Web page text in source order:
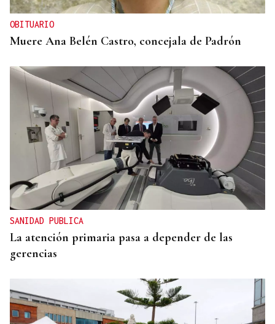
OBITUARIO
Muere Ana Belén Castro, concejala de Padrón
SANIDAD PUBLICA
La atención primaria pasa a depender de las
gerencias